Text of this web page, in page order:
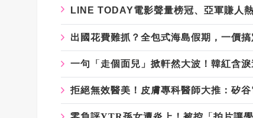
LINE TODAY電影聲量榜冠、亞軍賺人
出國花費難抓？全包式海島假期，一價
一句「走個面兒」掀軒然大波！韓紅含
拒絕無效醫美！皮膚專科醫師大推：矽